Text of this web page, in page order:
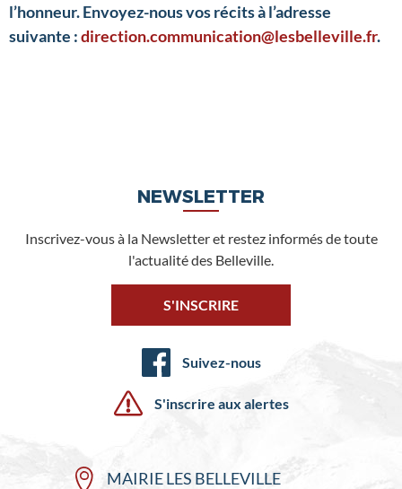
l’honneur.Envoyez-nous vos récits à l’adresse
suivante :direction.communication@lesbelleville.fr.
NEWSLETTER
Inscrivez-vous à la Newsletter et restez informés de toute
l'actualité des Belleville.
S'INSCRIRE
Suivez-nous
S'inscrire aux alertes
MAIRIE LES BELLEVILLE